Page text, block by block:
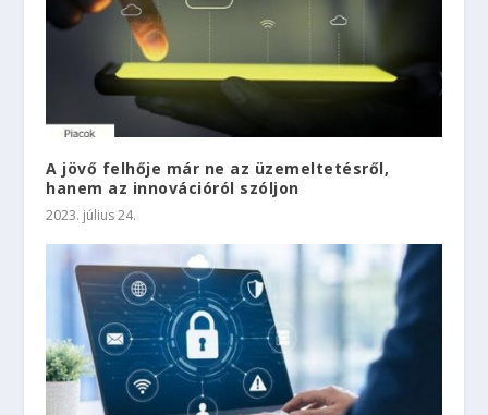
A jövő felhője már ne az üzemeltetésről,
hanem az innovációról szóljon
2023. július 24.